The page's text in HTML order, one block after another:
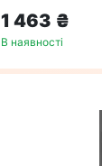
1 463 ₴
В наявності